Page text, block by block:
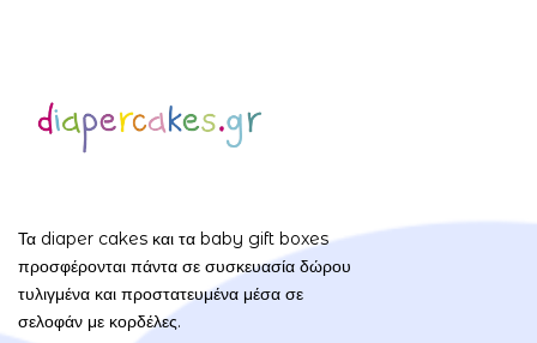
Τα diaper cakes και τα baby gift boxes
προσφέρονται πάντα σε συσκευασία δώρου
τυλιγμένα και προστατευμένα μέσα σε
σελοφάν με κορδέλες.